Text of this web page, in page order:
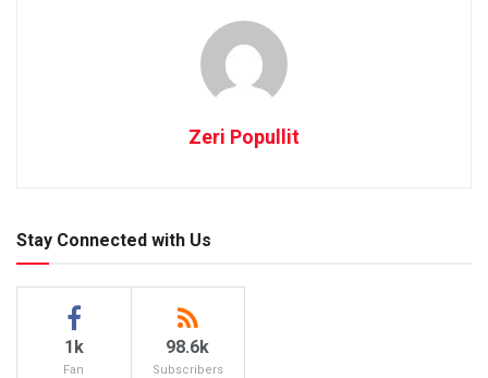
Zeri Popullit
Stay Connected with Us
1k
Fan
98.6k
Subscribers